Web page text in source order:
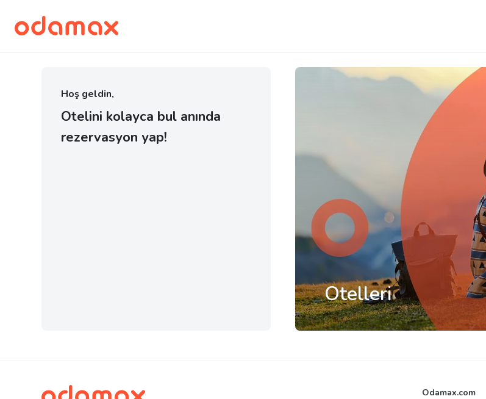
Hoş geldin,
Otelini kolayca bul anında
rezervasyon yap!
Otelleri
Odamax.com